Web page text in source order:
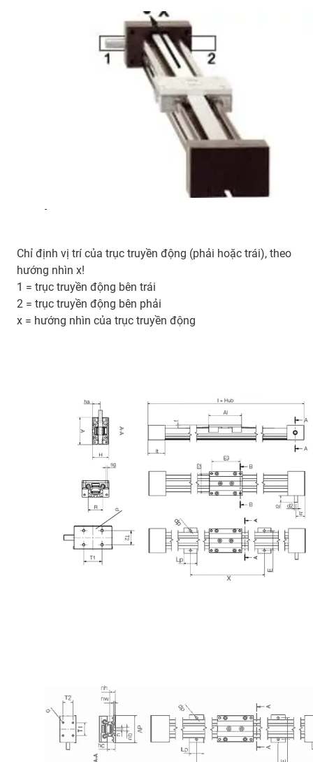
-
Chỉ định vị trí của trục truyền động (phải hoặc trái), theo
hướng nhìn x!
1 = trục truyền động bên trái
2 = trục truyền động bên phải
x = hướng nhìn của trục truyền động